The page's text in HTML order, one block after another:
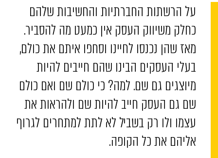
על הרשתות החברתיות והחשיבות שלהם
כחלק משיווק העסק אין כמעט מה להסביר.
מאז שהן נכנסו לחיינו וסחפו איתם את כולם,
בעלי העסקים הבינו שהם חייבים להיות
מיוצגים גם שם. למה? כי כולם שם ואם כולם
שם גם העסק חייב להיות שם ולהראות את
עצמו ולו רק בשביל לא לתת למתחרים לגרוף
אליהם את כל הקופה.